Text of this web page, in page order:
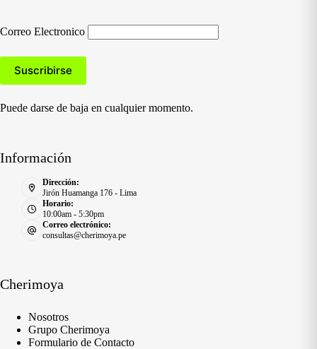
Correo Electronico
Puede darse de baja en cualquier momento.
Información
Dirección:
Jirón Huamanga 176 - Lima
Horario:
10:00am - 5:30pm
Correo electrónico:
consultas@cherimoya.pe
Cherimoya
Nosotros
Grupo Cherimoya
Formulario de Contacto